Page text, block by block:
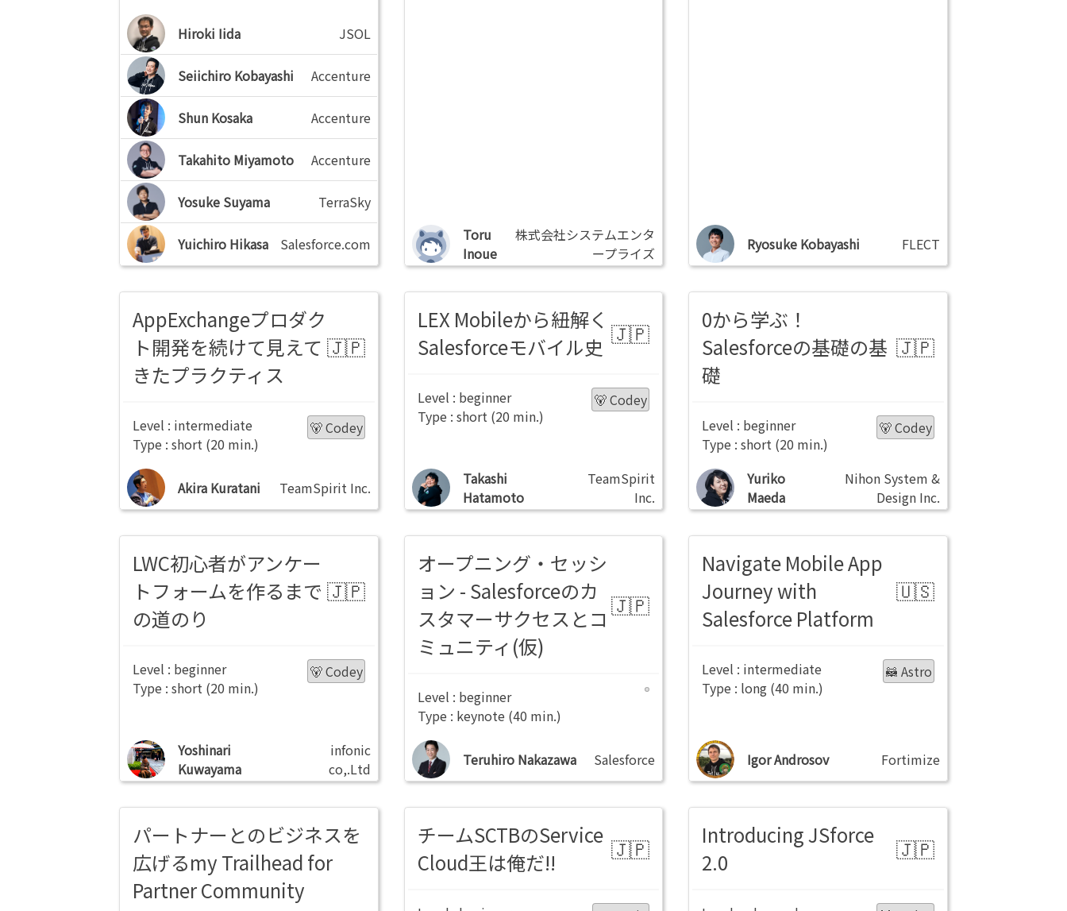
Hiroki Iida JSOL
Seiichiro Kobayashi Accenture
Shun Kosaka Accenture
Takahito Miyamoto Accenture
Yosuke Suyama TerraSky
Yuichiro Hikasa Salesforce.com
Toru
Inoue
株式会社システムエンタ
ープライズ
Ryosuke Kobayashi FLECT
AppExchangeプロダク
ト開発を続けて見えて
きたプラクティス
🐻 Codey
intermediate
short
Akira Kuratani TeamSpirit Inc.
LEX Mobileから紐解く
Salesforceモバイル史
🐻 Codey
beginner
short
Takashi
Hatamoto
TeamSpirit
Inc.
0から学ぶ！
Salesforceの基礎の基
礎
🐻 Codey
beginner
short
Yuriko
Maeda
Nihon System &
Design Inc.
LWC初心者がアンケー
トフォームを作るまで
の道のり
🐻 Codey
beginner
short
Yoshinari
Kuwayama
infonic
co,.Ltd
オープニング・セッシ
ョン - Salesforceのカ
スタマーサクセスとコ
ミュニティ(仮)
beginner
keynote
Teruhiro Nakazawa Salesforce
Navigate Mobile App
Journey with
Salesforce Platform
🦝 Astro
intermediate
long
Igor Androsov Fortimize
パートナーとのビジネスを
広げるmy Trailhead for
Partner Community
チームSCTBのService
Cloud王は俺だ!!
Introducing JSforce
2.0